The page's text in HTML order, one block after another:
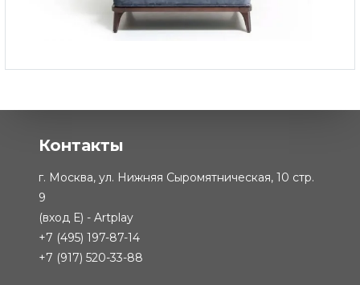
Контакты
г. Москва, ул. Нижняя Сыромятническая, 10 стр.
9
(вход Е) - Artplay
+7 (495) 197-87-14
+7 (917) 520-33-88